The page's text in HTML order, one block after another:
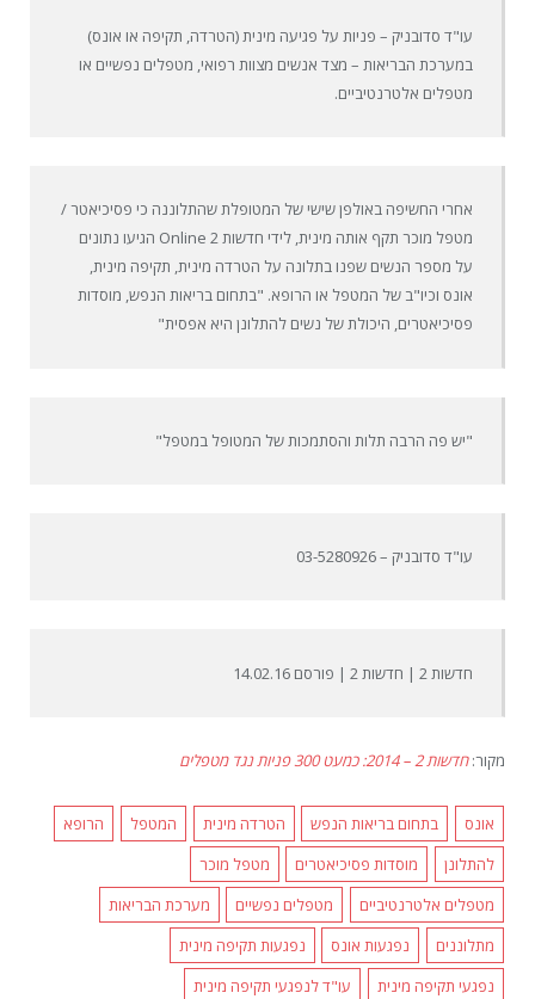
עו"ד סדובניק – פניות על פגיעה מינית (הטרדה, תקיפה או אונס)
במערכת הבריאות – מצד אנשים מצוות רפואי, מטפלים נפשיים או
מטפלים אלטרנטיביים.
אחרי החשיפה באולפן שישי של המטופלת שהתלוננה כי פסיכיאטר /
מטפל מוכר תקף אותה מינית, לידי חדשות 2 Online הגיעו נתונים
על מספר הנשים שפנו בתלונה על הטרדה מינית, תקיפה מינית,
אונס וכיו"ב של המטפל או הרופא. "בתחום בריאות הנפש, מוסדות
פסיכיאטרים, היכולת של נשים להתלונן היא אפסית"
"יש פה הרבה תלות והסתמכות של המטופל במטפל"
עו"ד סדובניק – 03-5280926
חדשות 2 | חדשות 2 | פורסם 14.02.16
מקור:חדשות 2 – 2014: כמעט 300 פניות נגד מטפלים
אונס בתחום בריאות הנפש הטרדה מינית המטפל
הרופא
להתלונן
מוסדות פסיכיאטרים
מטפל מוכר
מטפלים אלטרנטיביים
מטפלים נפשיים
מערכת הבריאות
מתלוננים
נפגעות אונס
נפגעות תקיפה מינית
נפגעי תקיפה מינית
עו"ד לנפגעי תקיפה מינית